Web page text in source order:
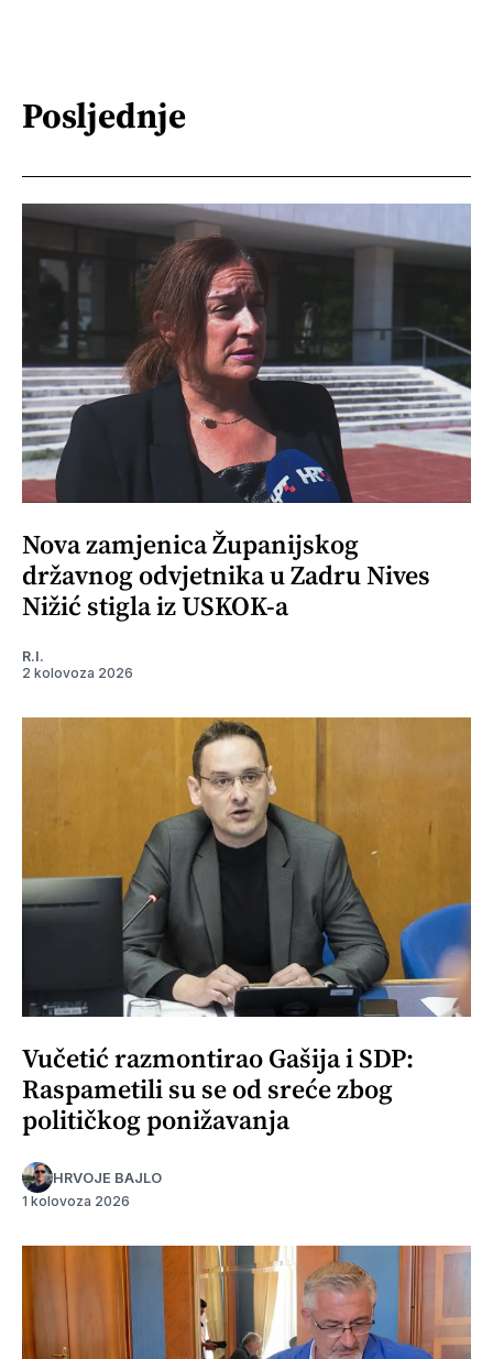
Posljednje
Nova zamjenica Županijskog
državnog odvjetnika u Zadru Nives
Nižić stigla iz USKOK-a
R.I.
2 kolovoza 2026
Vučetić razmontirao Gašija i SDP:
Raspametili su se od sreće zbog
političkog ponižavanja
HRVOJE BAJLO
1 kolovoza 2026